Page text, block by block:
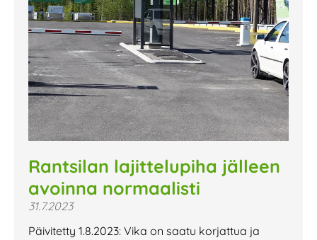
Rantsilan lajittelupiha jälleen
avoinna normaalisti
31.7.2023
Päivitetty 1.8.2023: Vika on saatu korjattua ja